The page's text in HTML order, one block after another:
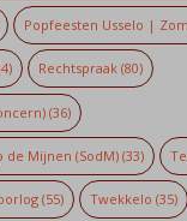
Popfeesten Usselo |
Rechtspraak (80)
(36)
de Mijnen (SodM)(33)
(55) Twekkelo (35)